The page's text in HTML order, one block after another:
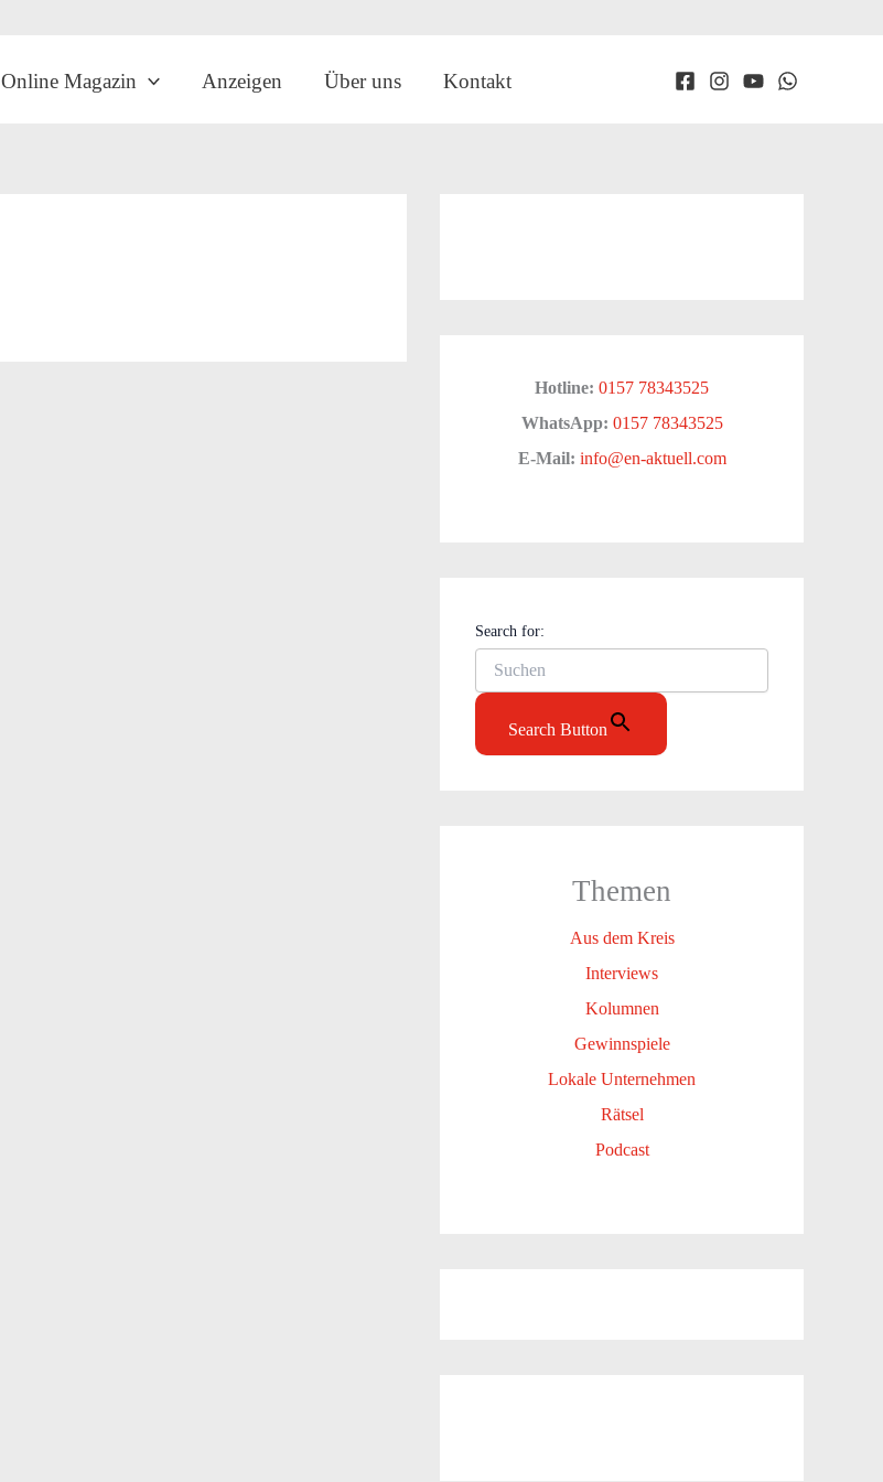
Online Magazin Anzeigen Über uns Kontakt
Hotline: 0157 78343525
WhatsApp: 0157 78343525
E-Mail: info@en-aktuell.com
Search for:
Search Button
Themen
Aus dem Kreis
Interviews
Kolumnen
Gewinnspiele
Lokale Unternehmen
Rätsel
Podcast